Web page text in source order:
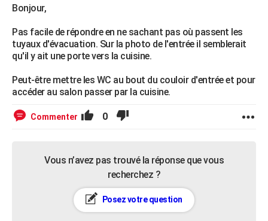
Bonjour,
Pas facile de répondre en ne sachant pas où passent les
tuyaux d'évacuation. Sur la photo de l'entrée il semblerait
qu'il y ait une porte vers la cuisine.
Peut-être mettre les WC au bout du couloir d'entrée et pour
accéder au salon passer par la cuisine.
Commenter 0
Vous n’avez pas trouvé la réponse que vous
recherchez ?
Posez votre question